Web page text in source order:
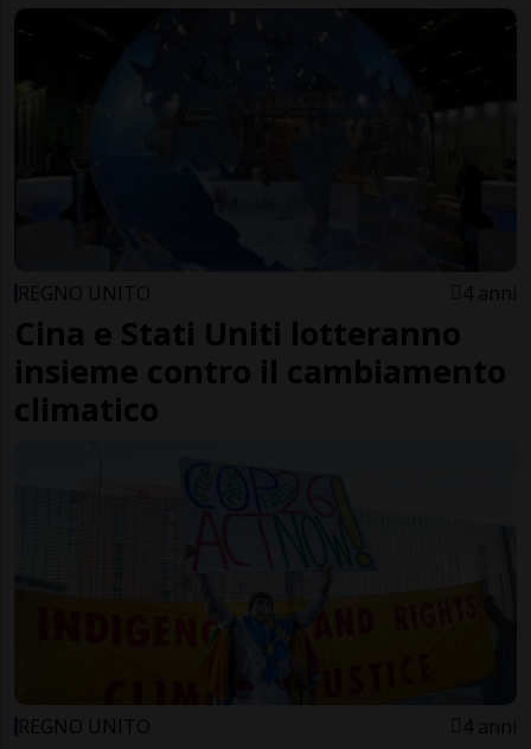
REGNO UNITO 4 anni
Cina e Stati Uniti lotteranno
insieme contro il cambiamento
climatico
REGNO UNITO 4 anni